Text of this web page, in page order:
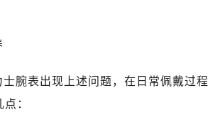
士腕表出现上述问题，在日常佩戴过程
：